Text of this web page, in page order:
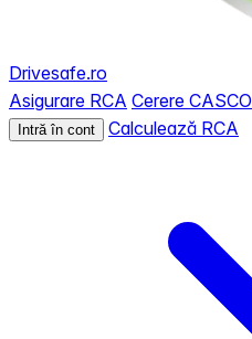
Drivesafe.ro
Asigurare RCA Cerere CASCO
Intră în cont Calculează RCA